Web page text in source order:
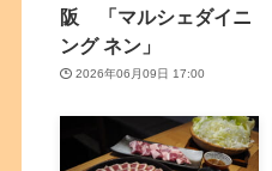
阪 「マルシェダイニ
ング ネン」
2026年06月09日 17:00